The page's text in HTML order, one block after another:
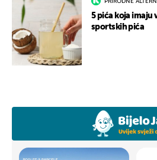
PRIRODNE
5 pića koja imaju
sportskih pića